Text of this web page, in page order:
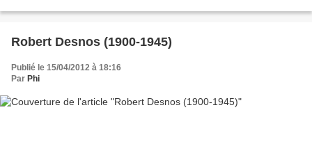
Robert Desnos (1900-1945)
Publié le 15/04/2012 à 18:16
Par Phi